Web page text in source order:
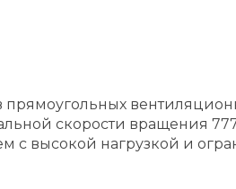
прямоугольных
скорости вращения
с высокой нагрузкой и